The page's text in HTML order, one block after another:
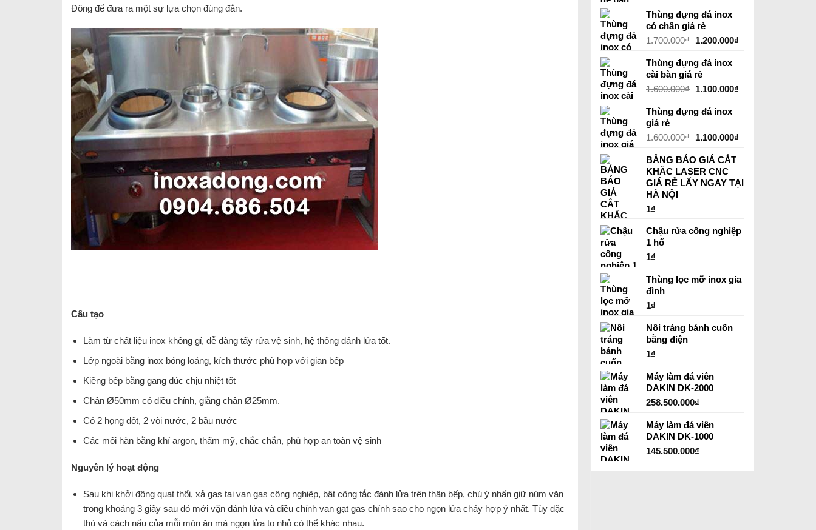
Đông để đưa ra một sự lựa chọn đúng đắn.
Cấu tạo
Làm từ chất liệu inox không gỉ, dễ dàng tẩy rửa vệ sinh, hệ thống đánh lửa tốt.
Lớp ngoài bằng inox bóng loáng, kích thước phù hợp với gian bếp
Kiềng bếp bằng gang đúc chịu nhiệt tốt
Chân Ø50mm có điều chỉnh, giằng chân Ø25mm.
Có 2 họng đốt, 2 vòi nước, 2 bầu nước
Các mối hàn bằng khí argon, thẩm mỹ, chắc chắn, phù hợp an toàn vệ sinh
Nguyên lý hoạt động
Sau khi khởi động quạt thổi, xả gas tại van gas công nghiệp, bật công tắc đánh lửa trên thân bếp, chú ý nhấn giữ núm vặn
trong khoảng 3 giây sau đó mới vặn đánh lửa và điều chỉnh van gạt gas chính sao cho ngọn lửa cháy hợp ý nhất. Tùy đặc
thù và cách nấu của mỗi món ăn mà ngọn lửa to nhỏ có thể khác nhau.
Thùng đựng đá inox
có chân giá rẻ
1.700.000₫ Giá
là:
1.700.000₫.
1.200.000₫Giá
1.200.000₫.
Thùng đựng đá inox
cài bàn giá rẻ
1.600.000₫ Giá
là:
1.100.000₫Giá
1.100.000₫.
Thùng đựng đá inox
giá rẻ
1.600.000₫ Giá
là:
1.600.000₫.
1.100.000₫Giá
1.100.000₫.
BẢNG BÁO GIÁ CẮT
KHẮC LASER CNC
GIÁ RẺ LẤY NGAY TẠI
HÀ NỘI
1₫
Chậu rửa công nghiệp
1 hố
1₫
Thùng lọc mỡ inox gia
đình
1₫
Nồi tráng bánh cuốn
bằng điện
1₫
Máy làm đá viên
DAKIN DK-2000
258.500.000₫
Máy làm đá viên
DAKIN DK-1000
145.500.000₫